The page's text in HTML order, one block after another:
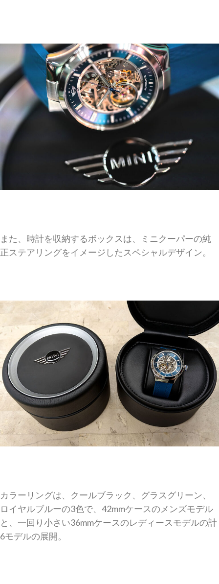
また、時計を収納するボックスは、ミニクーパーの純
正ステアリングをイメージしたスペシャルデザイン。
カラーリングは、クールブラック、グラスグリーン、
ロイヤルブルーの3色で、42mmケースのメンズモデル
と、一回り小さい36mmケースのレディースモデルの計
6モデルの展開。